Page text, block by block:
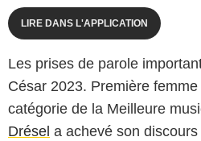
LIRE DANS L'APPLICATION
Les prises de parole
César 2023. Première
catégorie de la Meilleure
Drésel a achevé son